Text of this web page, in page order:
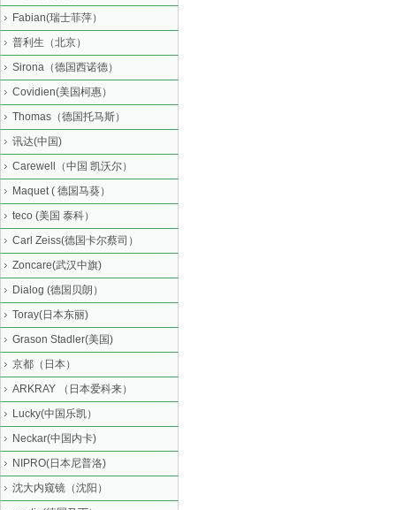
Fabian(瑞士菲萍）
普利生（北京）
Sirona（德国西诺德）
Covidien(美国柯惠）
Thomas（德国托马斯）
讯达(中国)
Carewell（中国 凯沃尔）
Maquet ( 德国马葵）
teco (美国 泰科）
Carl Zeiss(德国卡尔蔡司）
Zoncare(武汉中旗)
Dialog (德国贝朗）
Toray(日本东丽)
Grason Stadler(美国)
京都（日本）
ARKRAY （日本爱科来）
Lucky(中国乐凯）
Neckar(中国内卡)
NIPRO(日本尼普洛)
沈大内窥镜（沈阳）